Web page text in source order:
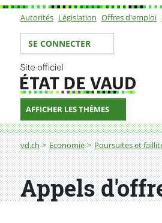
Sous-navigation
Autorités Législation Offres d'emploi
Votre identité
SE CONNECTER
AFFICHER LES THÈMES
Fil d'Ariane
vd.ch Economie Poursuites et
Appels